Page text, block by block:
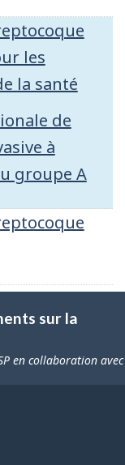
les
la santé
de
à
groupe A
sur la
en collaboration avec